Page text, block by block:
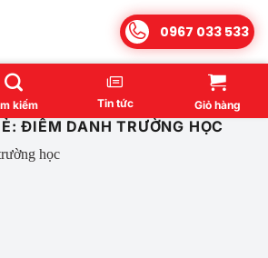
kiếm Tin tức Giỏ hàng
0967 033 533
ĐIỂM DANH TRƯỜNG HỌC